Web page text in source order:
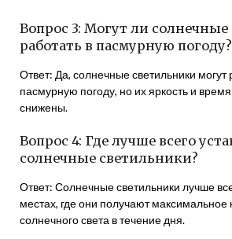
Вопрос 3: Могут ли
работать в пасмурную погоду?
Ответ: Да, солнечные светильники могут
пасмурную погоду, но их яркость и
снижены.
Вопрос 4: Где лучше всего
солнечные светильники?
Ответ: Солнечные светильники лучше
местах, где они получают максимальное
солнечного света в течение дня.